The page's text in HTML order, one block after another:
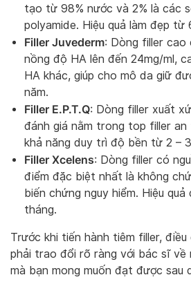
tạo từ 98% nước và 2% là các
polyamide. Hiệu quả làm đẹp từ
Filler Juvederm: Dòng filler cao
nồng độ HA lên đến 24mg/ml,
HA khác, giúp cho mô da giữ
năm.
Filler E.P.T.Q: Dòng filler xuất
đánh giá nằm trong top filler
khả năng duy trì độ bền từ 2 –
Filler Xcelens: Dòng filler có
điểm đặc biệt nhất là không
biến chứng nguy hiểm. Hiệu quả
tháng.
Trước khi tiến hành tiêm filler,
phải trao đổi rõ ràng với bác sĩ về
mà bạn mong muốn đạt được sau